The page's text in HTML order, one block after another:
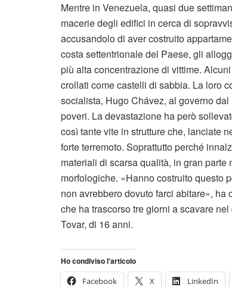
Mentre in Venezuela, quasi due
macerie degli edifici in cerca di
accusandolo di aver costruito
costa settentrionale del Paese, gli
più alta concentrazione di vittime.
crollati come castelli di sabbia. La loro
socialista, Hugo Chávez, al governo
poveri. La devastazione ha però
così tante vite in strutture che, lanciate
forte terremoto. Soprattutto perché
materiali di scarsa qualità, in gran
morfologiche. «Hanno costruito questo
non avrebbero dovuto farci abitare»,
che ha trascorso tre giorni a scavare
Tovar, di 16 anni.
Ho condiviso l'articolo
Facebook
X LinkedIn